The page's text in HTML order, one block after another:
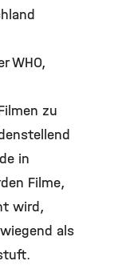
WHO,
zu
in
Filme,
wird,
als